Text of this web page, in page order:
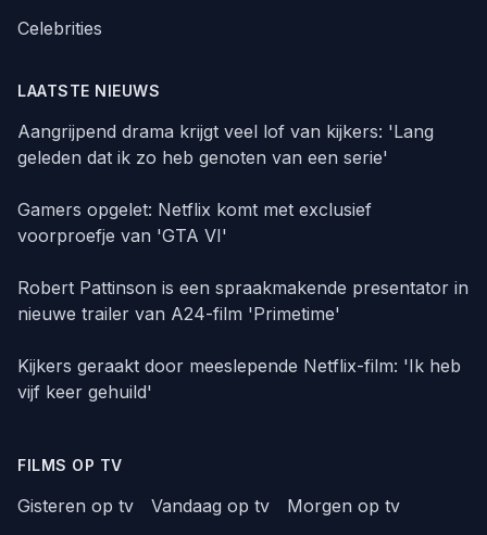
Celebrities
LAATSTE NIEUWS
Aangrijpend drama krijgt veel lof van kijkers: 'Lang
geleden dat ik zo heb genoten van een serie'
Gamers opgelet: Netflix komt met exclusief
voorproefje van 'GTA VI'
Robert Pattinson is een spraakmakende presentator in
nieuwe trailer van A24-film 'Primetime'
Kijkers geraakt door meeslepende Netflix-film: 'Ik heb
vijf keer gehuild'
FILMS OP TV
Gisteren op tv Vandaag op tv
Morgen op tv